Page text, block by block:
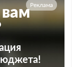
Реклама